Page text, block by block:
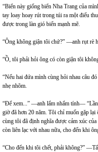
“Biển này giống biển Nha Trang của
tay loay hoay rút trong túi ra một điếu
được trong làn gió biển mạnh mẽ.
“Ông không giận tôi chứ?” —anh rụt rè
“Ồ, tôi phải hỏi ông có còn giận tôi
“Nếu hai đứa mình cùng hỏi nhau câu
nhẹ nhõm.
“Để xem...” —anh lẩm nhẩm tính—
giờ đã hơn 20 năm. Tôi chỉ muốn gặp
cùng tôi đã định nghĩa được cảm xúc
còn liên lạc với nhau nữa, cho đến khi
“Cho đến khi tôi chết, phải không?”